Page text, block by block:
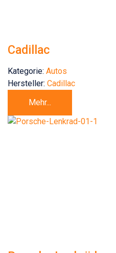
Cadillac
Kategorie: Autos
Hersteller: Cadillac
Mehr...